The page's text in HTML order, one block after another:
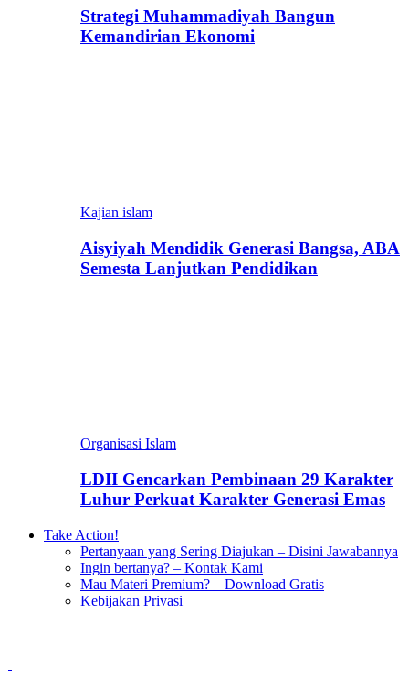
Strategi Muhammadiyah Bangun
Kemandirian Ekonomi
Kajian islam
Aisyiyah Mendidik Generasi Bangsa, ABA
Semesta Lanjutkan Pendidikan
Organisasi Islam
LDII Gencarkan Pembinaan 29 Karakter
Luhur Perkuat Karakter Generasi Emas
Take Action!
Pertanyaan yang Sering Diajukan – Disini Jawabannya
Ingin bertanya? – Kontak Kami
Mau Materi Premium? – Download Gratis
Kebijakan Privasi